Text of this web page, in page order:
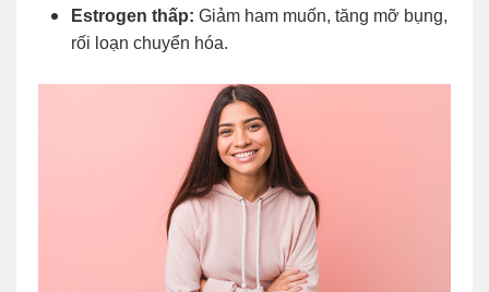
Estrogen thấp: Giảm ham muốn, tăng mỡ bụng,
rối loạn chuyển hóa.